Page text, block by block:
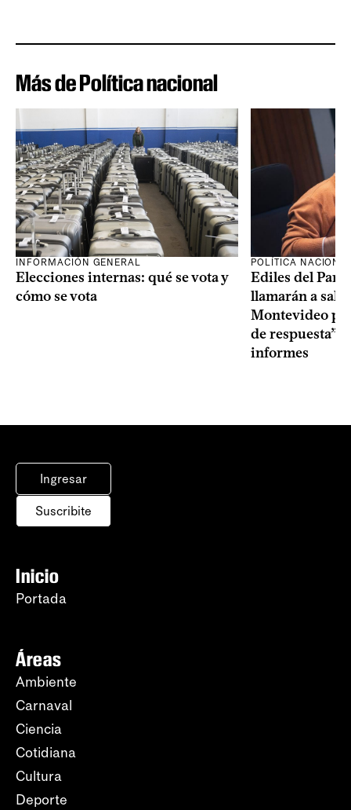
Más de Política nacional
INFORMACIÓN GENERAL
Elecciones internas: qué se vota y
cómo se vota
POLÍTICA
Ediles del
llamarán a sala
Montevideo
de respuesta”
informes
Ingresar
Suscribite
Inicio
Portada
Áreas
Ambiente
Carnaval
Ciencia
Cotidiana
Cultura
Deporte